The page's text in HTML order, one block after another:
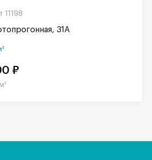
11198
31А
₽